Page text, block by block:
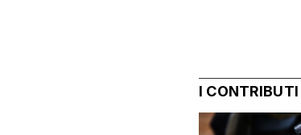
I CONTRIBUTI